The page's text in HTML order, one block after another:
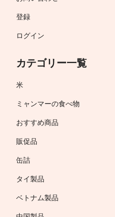
登録
ログイン
カテゴリー一覧
米
ミャンマーの食べ物
おすすめ商品
販促品
缶詰
タイ製品
ベトナム製品